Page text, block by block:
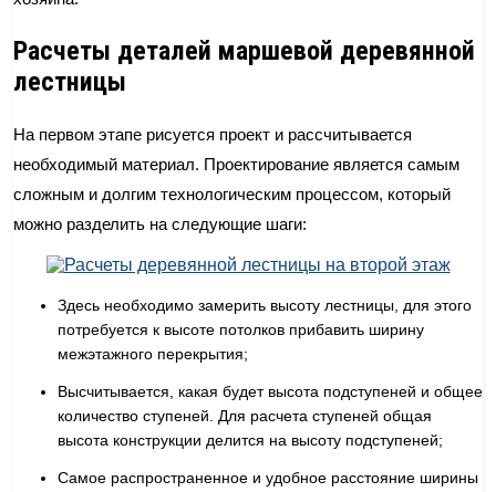
Расчеты деталей маршевой деревянной
лестницы
На первом этапе рисуется проект и рассчитывается
необходимый материал. Проектирование является самым
сложным и долгим технологическим процессом, который
можно разделить на следующие шаги:
Здесь необходимо замерить высоту лестницы, для этого
потребуется к высоте потолков прибавить ширину
межэтажного перекрытия;
Высчитывается, какая будет высота подступеней и общее
количество ступеней. Для расчета ступеней общая
высота конструкции делится на высоту подступеней;
Самое распространенное и удобное расстояние ширины